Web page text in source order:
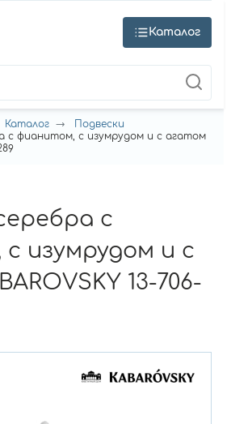
Каталог
Каталог
Подвески
с фианитом, с изумрудом и с агатом
с
изумрудом и с
13-706-